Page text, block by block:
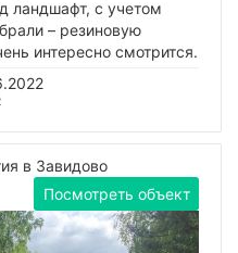
ландшафт, с учетом
– резиновую
интересно смотрится.
в Завидово
Посмотреть объект